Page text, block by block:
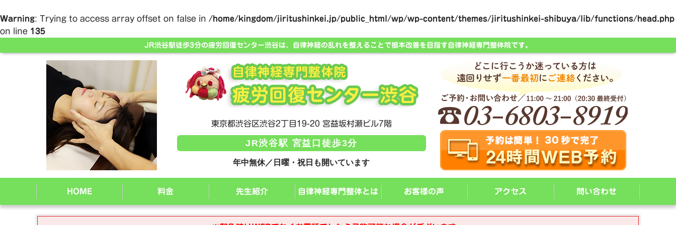
Warning: Trying to access array offset on false in /home/kingdom/jiritushinkei.jp/public_html/wp/wp-content/themes/jiritushinkei-shibuya/lib/functions/head.php
on line 135
JR渋谷駅徒歩3分の疲労回復センター渋谷は、自律神経の乱れを整えることで根本改善を目指す自律神経専門整体院です。
東京都渋谷区渋谷2丁目19-20 宮益坂村瀬ビル7階
JR渋谷駅 宮益口徒歩3分
年中無休／日曜・祝日も開いています
HOME 料金 先生紹介 自律神経専門整体とは お客様の声 アクセス 問い合わせ